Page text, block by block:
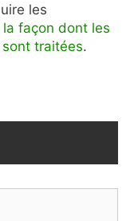
les
la façon dont les
traitées.